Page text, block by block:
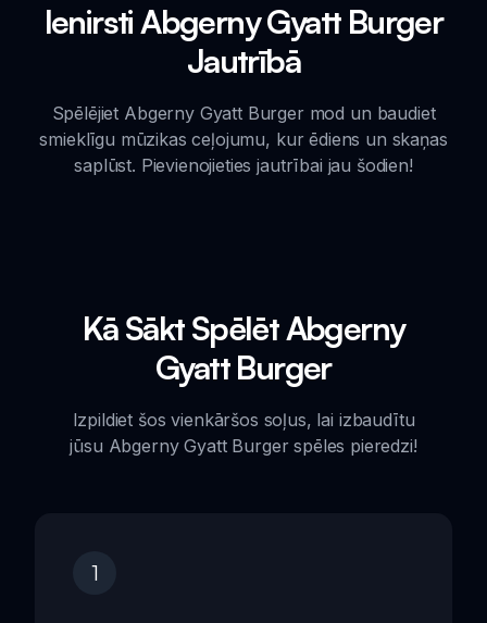
Ienirsti Abgerny Gyatt Burger
Jautrībā
Spēlējiet Abgerny Gyatt Burger mod un baudiet
smieklīgu mūzikas ceļojumu, kur ēdiens un skaņas
saplūst. Pievienojieties jautrībai jau šodien!
Kā Sākt Spēlēt Abgerny
Gyatt Burger
Izpildiet šos vienkāršos soļus, lai izbaudītu
jūsu Abgerny Gyatt Burger spēles pieredzi!
1